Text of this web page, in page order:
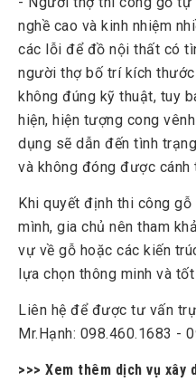
nghề cao và kinh nhiệm
các lỗi để đồ nội thất có
người thợ bố trí kích
không đúng kỹ thuật, tuy
hiện, hiện tượng cong
dụng sẽ dẫn đến tình
và không đóng được cánh
Khi quyết định thi công
mình, gia chủ nên tham
vự về gỗ hoặc các kiến
lựa chọn thông minh và
Liên hệ để được tư vấn
Mr.Hạnh: 098.460.1683 -
>>> Xem thêm dịch vụ